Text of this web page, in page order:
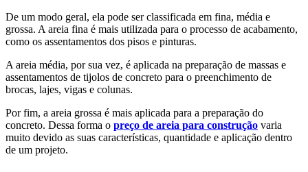
De um modo geral, ela pode ser classificada em fina, média e
grossa. A areia fina é mais utilizada para o processo de acabamento,
como os assentamentos dos pisos e pinturas.
A areia média, por sua vez, é aplicada na preparação de massas e
assentamentos de tijolos de concreto para o preenchimento de
brocas, lajes, vigas e colunas.
Por fim, a areia grossa é mais aplicada para a preparação do
concreto. Dessa forma o preço de areia para construção varia
muito devido as suas características, quantidade e aplicação dentro
de um projeto.